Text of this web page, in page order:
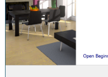
列表｜Lists
字典｜Dictionaries
变量｜Variables
过程｜Procedures
系统｜System